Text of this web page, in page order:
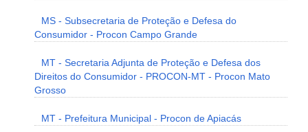
MS - Subsecretaria de Proteção e Defesa do
Consumidor - Procon Campo Grande
MT - Secretaria Adjunta de Proteção e Defesa dos
Direitos do Consumidor - PROCON-MT - Procon Mato
Grosso
MT - Prefeitura Municipal - Procon de Apiacás